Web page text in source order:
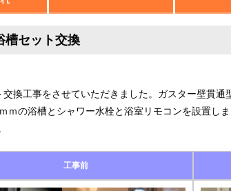
槽セット交換
換工事をさせていただきました。ガスター壁貫
ｍの浴槽とシャワー水栓と浴室リモコンを設置し
工事前